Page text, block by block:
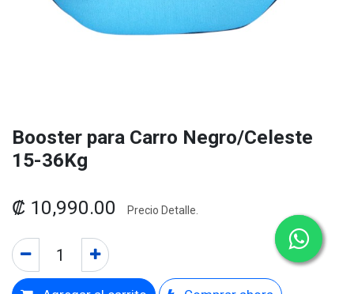
Booster para Carro Negro/Celeste
15-36Kg
₡ 10,990.00 Precio Detalle.